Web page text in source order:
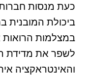
כעת מנסות
ביכולת המובנית
במצלמות
לשפר את מדידת
והאינטראקציה